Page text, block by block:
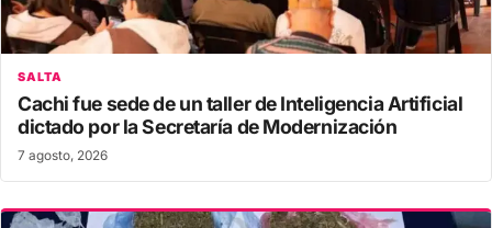
SALTA
Cachi fue sede de un taller de Inteligencia Artificial
dictado por la Secretaría de Modernización
7 agosto, 2026